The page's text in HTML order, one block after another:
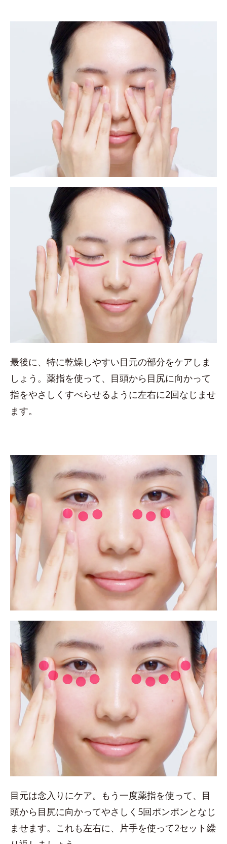
最後に、特に乾燥しやすい目元の部分をケアしま
しょう。薬指を使って、目頭から目尻に向かって
指をやさしくすべらせるように左右に2回なじませ
ます。
目元は念入りにケア。もう一度薬指を使って、目
頭から目尻に向かってやさしく5回ポンポンとなじ
ませます。これも左右に、片手を使って2セット繰